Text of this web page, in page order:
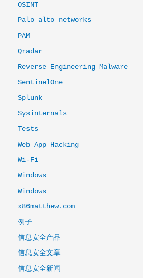
OSINT
Palo alto networks
PAM
Qradar
Reverse Engineering Malware
SentinelOne
Splunk
Sysinternals
Tests
Web App Hacking
Wi-Fi
Windows
Windows
x86matthew.com
例子
信息安全产品
信息安全文章
信息安全新闻